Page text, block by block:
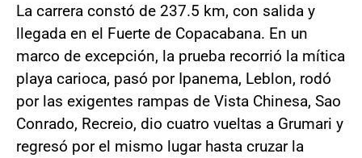
La carrera constó de 237.5 km, con salida y
llegada en el Fuerte de Copacabana. En un
marco de excepción, la prueba recorrió la mítica
playa carioca, pasó por Ipanema, Leblon, rodó
por las exigentes rampas de Vista Chinesa, Sao
Conrado, Recreio, dio cuatro vueltas a Grumari y
regresó por el mismo lugar hasta cruzar la